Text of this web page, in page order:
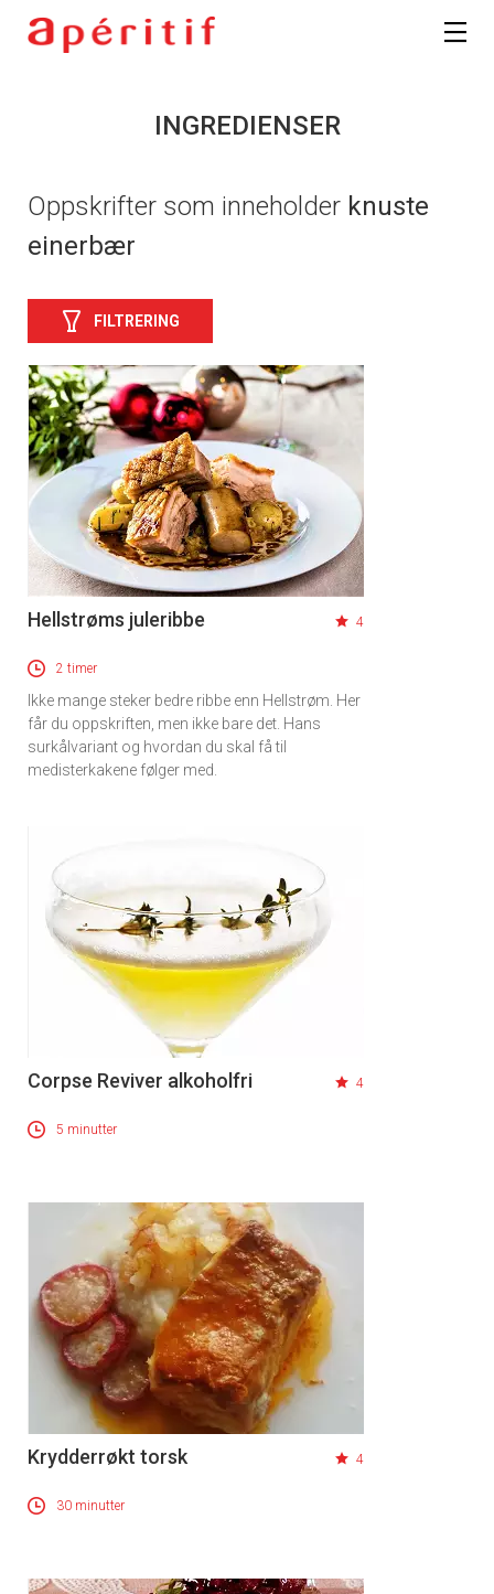
INGREDIENSER
Oppskrifter som inneholder knuste
einerbær
FILTRERING
Hellstrøms juleribbe 4
2 timer
Ikke mange steker bedre ribbe enn Hellstrøm. Her
får du oppskriften, men ikke bare det. Hans
surkålvariant og hvordan du skal få til
medisterkakene følger med.
Corpse Reviver alkoholfri 4
5 minutter
Krydderrøkt torsk 4
30 minutter